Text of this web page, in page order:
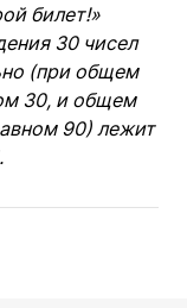
билет!»
30 чисел
(при общем
30, и общем
90) лежит